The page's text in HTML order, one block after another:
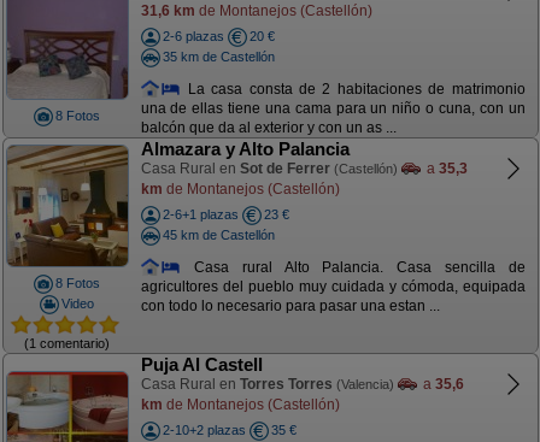
8 Fotos
31,6 km de Montanejos (Castellón)
2-6 plazas
20 €
35 km de Castellón
La casa consta de 2 habitaciones de matrimonio
una de ellas tiene una cama para un niño o cuna, con un
balcón que da al exterior y con un as ...
8 Fotos
Video
(1 comentario)
Almazara y Alto Palancia
Casa Rural en Sot de Ferrer (Castellón) a 35,3
km de Montanejos (Castellón)
2-6+1 plazas
23 €
45 km de Castellón
Casa rural Alto Palancia. Casa sencilla de
agricultores del pueblo muy cuidada y cómoda, equipada
con todo lo necesario para pasar una estan ...
Puja Al Castell
Casa Rural en Torres Torres (Valencia) a 35,6
km de Montanejos (Castellón)
2-10+2 plazas 35 €